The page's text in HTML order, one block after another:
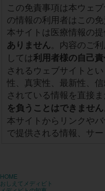
この免責事項は本ウェ
の情報の利用者はこの
本サイトは医療情報の
ありません。内容のご
しては利用者様の自己
されるウェブサイトと
性、真実性、最新性、
されている情報を直接
を負うことはできません
本サイトからリンクや
で提供される情報、サ
HOME
おしえてメディビト